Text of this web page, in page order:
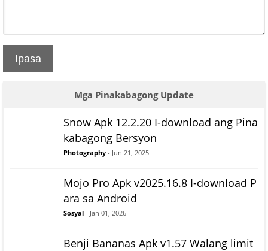
Ipasa
Mga Pinakabagong Update
Snow Apk 12.2.20 I-download ang Pina
kabagong Bersyon
Photography - Jun 21, 2025
Mojo Pro Apk v2025.16.8 I-download P
ara sa Android
Sosyal - Jan 01, 2026
Benji Bananas Apk v1.57 Walang limit